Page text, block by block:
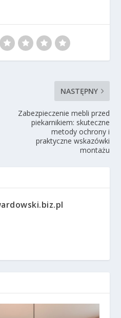
NASTĘPNY
Zabezpieczenie mebli przed
piekarnikiem: skuteczne
metody ochrony i
praktyczne wskazówki
montażu